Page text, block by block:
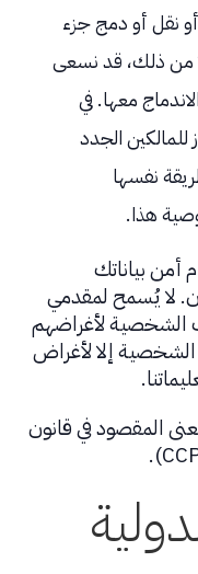
أو نقل أو دمج جزء
من ذلك، قد نسعى
معها. في
للمالكين الجدد
نفسها
هذا.
أمن بياناتك
لا يُسمح لمقدمي
الشخصية لأغراضهم
الشخصية إلا لأغراض
المقصود في قانون